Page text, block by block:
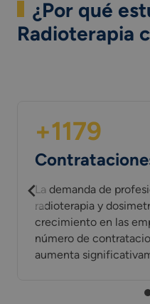
¿Por qué
Radioterapia
+1179
La demanda de
radioterapia y
crecimiento en las
número de
aumenta